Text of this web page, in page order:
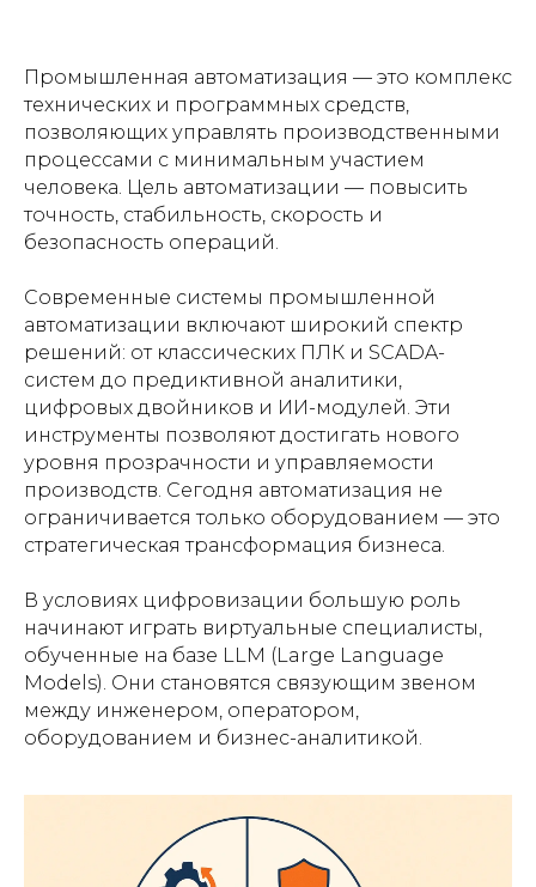
Промышленная автоматизация — это комплекс
технических и программных средств,
позволяющих управлять производственными
процессами с минимальным участием
человека. Цель автоматизации — повысить
точность, стабильность, скорость и
безопасность операций.
Современные системы промышленной
автоматизации включают широкий спектр
решений: от классических ПЛК и SCADA-
систем до предиктивной аналитики,
цифровых двойников и ИИ-модулей. Эти
инструменты позволяют достигать нового
уровня прозрачности и управляемости
производств. Сегодня автоматизация не
ограничивается только оборудованием — это
стратегическая трансформация бизнеса.
В условиях цифровизации большую роль
начинают играть виртуальные специалисты,
обученные на базе LLM (Large Language
Models). Они становятся связующим звеном
между инженером, оператором,
оборудованием и бизнес-аналитикой.